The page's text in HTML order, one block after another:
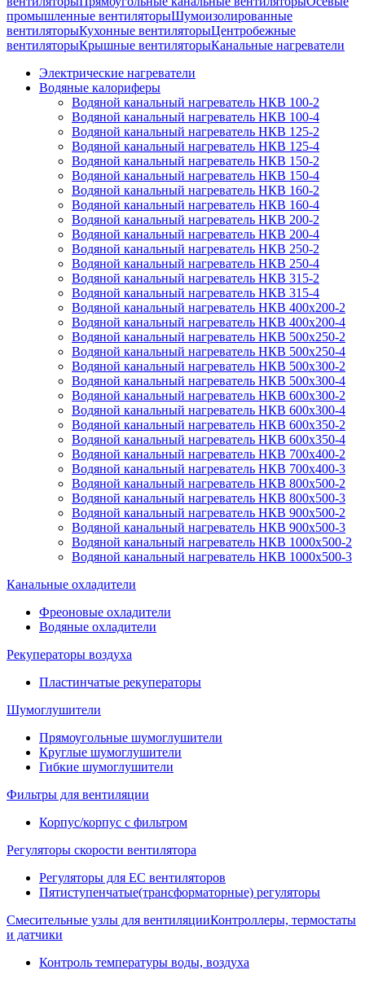
промышленные вентиляторыШумоизолированные
вентиляторыКухонные вентиляторыЦентробежные
вентиляторыКрышные вентиляторыКанальные нагреватели
Электрические нагреватели
Водяные калориферы
Водяной канальный нагреватель НКВ 100-2
Водяной канальный нагреватель НКВ 100-4
Водяной канальный нагреватель НКВ 125-2
Водяной канальный нагреватель НКВ 125-4
Водяной канальный нагреватель НКВ 150-2
Водяной канальный нагреватель НКВ 150-4
Водяной канальный нагреватель НКВ 160-2
Водяной канальный нагреватель НКВ 160-4
Водяной канальный нагреватель НКВ 200-2
Водяной канальный нагреватель НКВ 200-4
Водяной канальный нагреватель НКВ 250-2
Водяной канальный нагреватель НКВ 250-4
Водяной канальный нагреватель НКВ 315-2
Водяной канальный нагреватель НКВ 315-4
Водяной канальный нагреватель НКВ 400x200-2
Водяной канальный нагреватель НКВ 400x200-4
Водяной канальный нагреватель НКВ 500x250-2
Водяной канальный нагреватель НКВ 500x250-4
Водяной канальный нагреватель НКВ 500x300-2
Водяной канальный нагреватель НКВ 500x300-4
Водяной канальный нагреватель НКВ 600x300-2
Водяной канальный нагреватель НКВ 600x300-4
Водяной канальный нагреватель НКВ 600x350-2
Водяной канальный нагреватель НКВ 600x350-4
Водяной канальный нагреватель НКВ 700x400-2
Водяной канальный нагреватель НКВ 700x400-3
Водяной канальный нагреватель НКВ 800x500-2
Водяной канальный нагреватель НКВ 800x500-3
Водяной канальный нагреватель НКВ 900x500-2
Водяной канальный нагреватель НКВ 900x500-3
Водяной канальный нагреватель НКВ 1000x500-2
Водяной канальный нагреватель НКВ 1000x500-3
Канальные охладители
Фреоновые охладители
Водяные охладители
Рекуператоры воздуха
Пластинчатые рекуператоры
Шумоглушители
Прямоугольные шумоглушители
Круглые шумоглушители
Гибкие шумоглушители
Фильтры для вентиляции
Корпус/корпус с фильтром
Регуляторы скорости вентилятора
Регуляторы для EC вентиляторов
Пятиступенчатые(трансформаторные) регуляторы
Смесительные узлы для вентиляцииКонтроллеры, термостаты
и датчики
Контроль температуры воды, воздуха